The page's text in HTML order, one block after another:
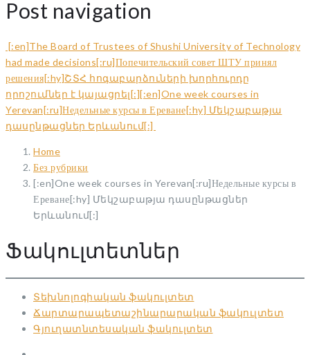
Post navigation
[:en]The Board of Trustees of Shushi University of Technology
had made decisions[:ru]Попечительский совет ШТУ принял
решения[:hy]ՇՏՀ հոգաբարձուների խորհուրդը
որոշումներ է կայացրել[:][:en]One week courses in
Yerevan[:ru]Недельные курсы в Ереване[:hy] Մեկշաբաթյա
դասընթացներ Երևանում[:]
Home
Без рубрики
[:en]One week courses in Yerevan[:ru]Недельные курсы в
Ереване[:hy] Մեկշաբաթյա դասընթացներ
Երևանում[:]
Ֆակուլտետներ
Տեխնոլոգիական ֆակուլտետ
Ճարտարապետաշինարարական ֆակուլտետ
Գյուղատնտեսական ֆակուլտետ